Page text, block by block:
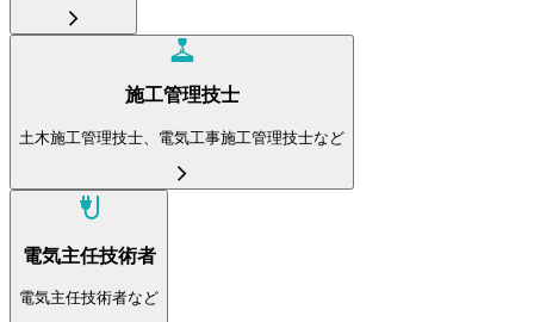
施工管理技士
土木施工管理技士、電気工事施工管理技士など
電気主任技術者
電気主任技術者など